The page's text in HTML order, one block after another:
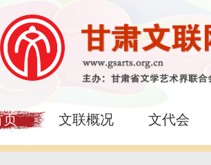
页 文联概况 文代会